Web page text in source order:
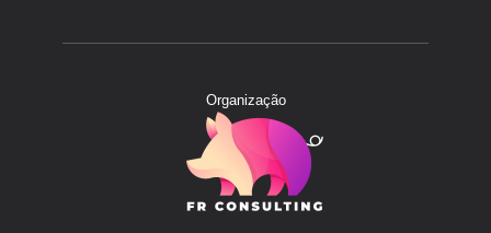
Organização